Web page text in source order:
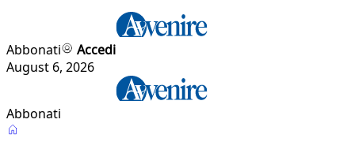
Abbonati
Accedi
August 6, 2026
Abbonati